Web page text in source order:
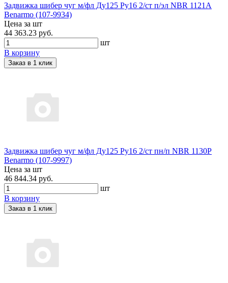
Задвижка шибер чуг м/фл Ду125 Ру16 2/ст п/эл NBR 1121A
Benarmo (107-9934)
Цена за шт
44 363.23 руб.
шт
В корзину
Заказ в 1 клик
Задвижка шибер чуг м/фл Ду125 Ру16 2/ст пн/п NBR 1130P
Benarmo (107-9997)
Цена за шт
46 844.34 руб.
шт
В корзину
Заказ в 1 клик